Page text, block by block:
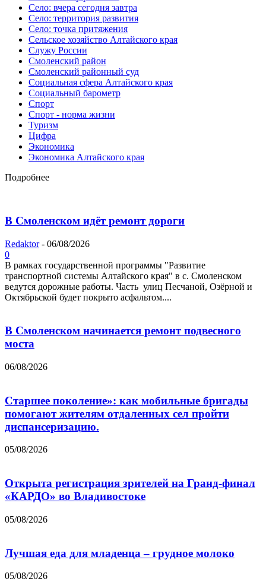
Село: вчера сегодня завтра
Село: территория развития
Село: точка притяжения
Сельское хозяйство Алтайского края
Служу России
Смоленский район
Смоленский районный суд
Социальная сфера Алтайского края
Социальный барометр
Спорт
Спорт - норма жизни
Туризм
Цифра
Экономика
Экономика Алтайского края
Подробнее
В Смоленском идёт ремонт дороги
Redaktor - 06/08/2026
0
В рамках государственной программы "Развитие
транспортной системы Алтайского края" в с. Смоленском
ведутся дорожные работы. Часть улиц Песчаной, Озёрной и
Октябрьской будет покрыто асфальтом....
В Смоленском начинается ремонт подвесного
моста
06/08/2026
Старшее поколение»: как мобильные бригады
помогают жителям отдаленных сел пройти
диспансеризацию.
05/08/2026
Открыта регистрация зрителей на Гранд-финал
«КАРДО» во Владивостоке
05/08/2026
Лучшая еда для младенца – грудное молоко
05/08/2026